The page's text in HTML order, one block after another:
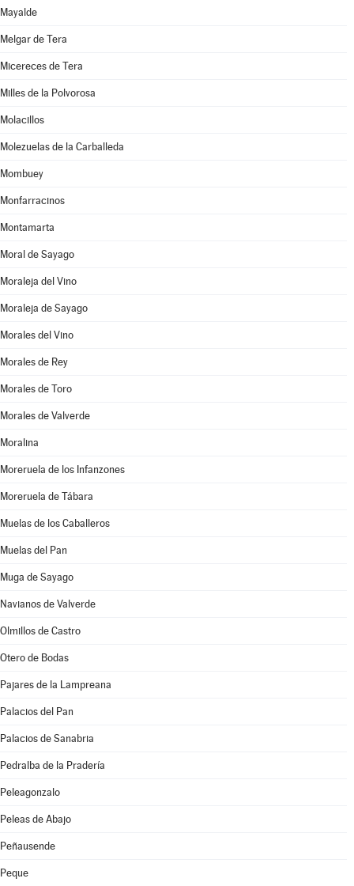
Mayalde
Melgar de Tera
Micereces de Tera
Milles de la Polvorosa
Molacillos
Molezuelas de la Carballeda
Mombuey
Monfarracinos
Montamarta
Moral de Sayago
Moraleja del Vino
Moraleja de Sayago
Morales del Vino
Morales de Rey
Morales de Toro
Morales de Valverde
Moralina
Moreruela de los Infanzones
Moreruela de Tábara
Muelas de los Caballeros
Muelas del Pan
Muga de Sayago
Navianos de Valverde
Olmillos de Castro
Otero de Bodas
Pajares de la Lampreana
Palacios del Pan
Palacios de Sanabria
Pedralba de la Pradería
Peleagonzalo
Peleas de Abajo
Peñausende
Peque